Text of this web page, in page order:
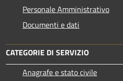
Personale Amministrativo
Documenti e dati
CATEGORIE DI SERVIZIO
Anagrafe e stato civile